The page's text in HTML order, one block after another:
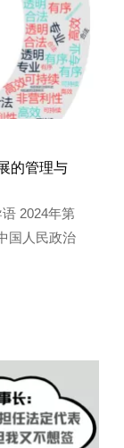
的管理与
2024年第
国人民政治